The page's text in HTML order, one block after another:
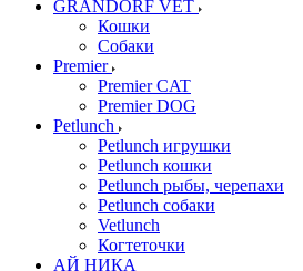
GRANDORF VET
Кошки
Собаки
Premier
Premier CAT
Premier DOG
Petlunch
Petlunch игрушки
Petlunch кошки
Petlunch рыбы, черепахи
Petlunch собаки
Vetlunch
Когтеточки
АЙ НИКА